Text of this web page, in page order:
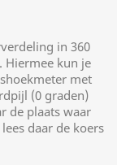
in 360
Hiermee kun je
met
(0 graden)
de plaats waar
daar de koers